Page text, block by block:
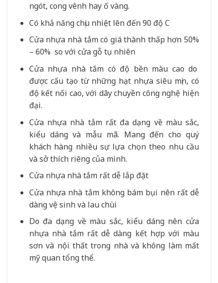
ngót, cong vênh hay ố vàng.
Có khả năng chịu nhiệt lên đến 90 độ C
Cửa nhựa nhà tắm có giá thành thấp hơn 50%
– 60% so với cửa gỗ tụ nhiên
Cửa nhựa nhà tắm có độ bền màu cao do
được cấu tạo từ những hạt nhựa siêu mịn, có
độ kết nối cao, với dây chuyền công nghệ hiện
đại.
Cửa nhựa nhà tắm rất đa dạng về màu sắc,
kiểu dáng và mẫu mã. Mang đến cho quý
khách hàng nhiều sự lựa chọn theo nhu cầu
và sở thích riêng của mình.
Cửa nhựa nhà tắm rất dễ lắp đặt
Cửa nhựa nhà tắm không bám bụi nên rất dễ
dàng vệ sinh và lau chùi
Do đa dạng về màu sắc, kiểu dáng nên cửa
nhựa nhà tắm rất dễ dàng kết hợp với màu
sơn và nội thất trong nhà và không làm mất
mỹ quan tổng thể.